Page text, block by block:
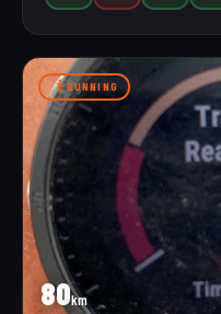
80km
RUNNING